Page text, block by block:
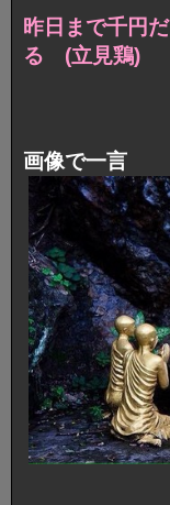
昨日まで千円
る (立見鶏)
画像で一言